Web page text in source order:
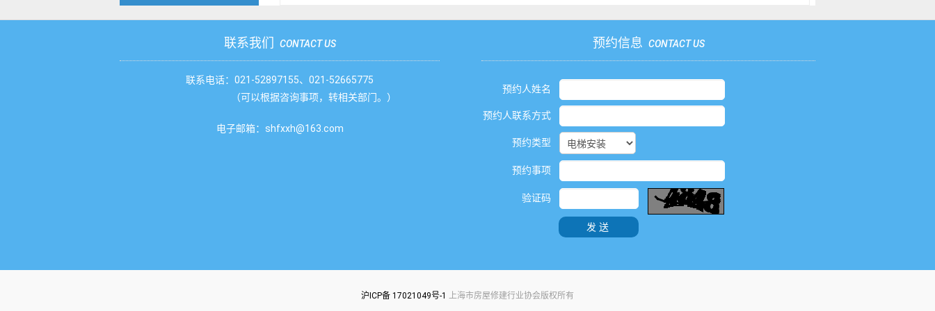
联系我们 CONTACT US
联系电话：021-52897155、021-52665775
（可以根据咨询事项，转相关部门。）
电子邮箱：shfxxh@163.com
预约信息 CONTACT US
预约人姓名
预约人联系方式
预约类型
预约事项
验证码
发送
沪ICP备 17021049号-1 上海市房屋修建行业协会版权所有